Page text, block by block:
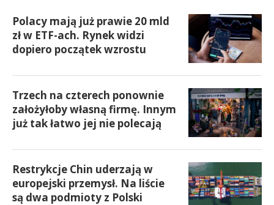
Polacy mają już prawie 20 mld
zł w ETF-ach. Rynek widzi
dopiero początek wzrostu
Trzech na czterech ponownie
założyłoby własną firmę. Innym
już tak łatwo jej nie polecają
Restrykcje Chin uderzają w
europejski przemysł. Na liście
są dwa podmioty z Polski